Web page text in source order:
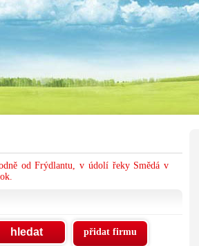
od Frýdlantu, v údolí řeky Smědá v
přidat firmu